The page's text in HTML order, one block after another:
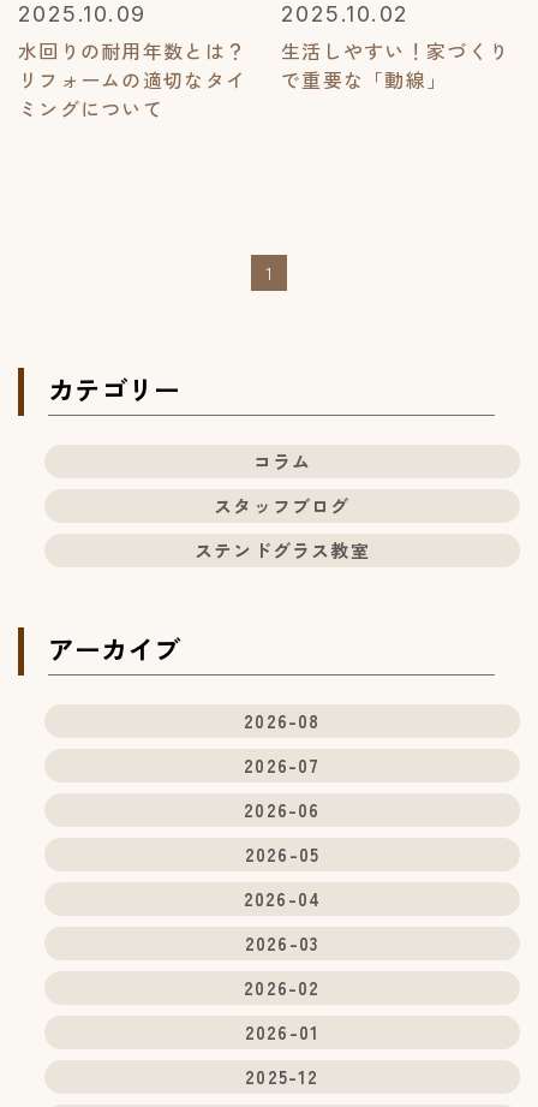
カテゴリー
コラム
スタッフブログ
ステンドグラス教室
アーカイブ
2026-08
2026-07
2026-06
2026-05
2026-04
2026-03
2026-02
2026-01
2025-12
2025.10.09
水回りの耐用年数とは？
リフォームの適切なタイ
ミングについて
2025.10.02
生活しやすい！家づくり
で重要な「動線」
1